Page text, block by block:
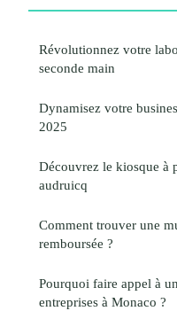
Révolutionnez votre
seconde main
Dynamisez votre
2025
Découvrez le kiosque à
audruicq
Comment trouver une
remboursée ?
Pourquoi faire appel à
entreprises à Monaco ?